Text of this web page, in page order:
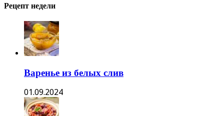
Рецепт недели
Варенье из белых слив
01.09.2024